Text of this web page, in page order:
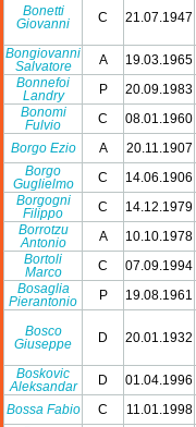
Bonetti
Giovanni
C 21.07.1947
Bongiovanni
Salvatore
A 19.03.1965
Bonnefoi
Landry
P 20.09.1983
Bonomi
Fulvio
C 08.01.1960
Borgo Ezio
A 20.11.1907
Borgo
Guglielmo
C 14.06.1906
Borgogni
Filippo
C 14.12.1979
Borrotzu
Antonio
A 10.10.1978
Bortoli
Marco
C 07.09.1994
Bosaglia
Pierantonio
P 19.08.1961
Bosco
Giuseppe
D 20.01.1932
Boskovic
Aleksandar
D 01.04.1996
Bossa Fabio
C 11.01.1998